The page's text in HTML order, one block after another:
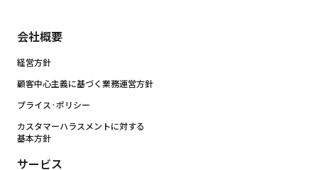
会社概要
経営方針
顧客中心主義に基づく業務運営方針
プライス·ポリシー
カスタマーハラスメントに対する
基本方針
サービス